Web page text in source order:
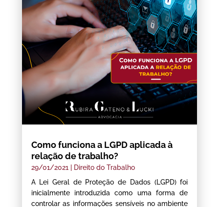
Como funciona a LGPD aplicada à
relação de trabalho?
29/01/2021|
Direito do Trabalho
A Lei Geral de Proteção de Dados (LGPD) foi
inicialmente introduzida como uma forma de
controlar as informações sensíveis no ambiente